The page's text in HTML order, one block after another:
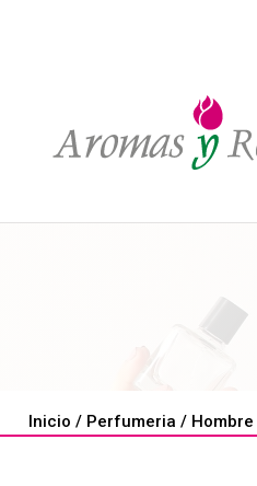
Inicio / Perfumeria / Hombre